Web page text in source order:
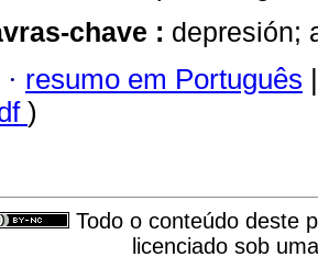
chave : depresión;
· resumo em Português |
)
Todo o conteúdo deste
licenciado sob